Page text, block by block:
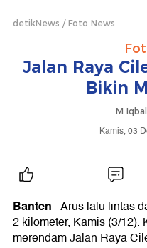
detikNews Foto News
Jalan Raya
Bikin
M
Kamis, 03
Banten- Arus lalu lintas
2 kilometer, Kamis (3/
merendam Jalan Raya